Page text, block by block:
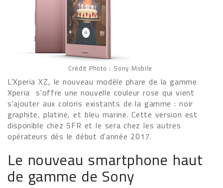
Crédit Photo : Sony Mobile
L'Xperia XZ, le nouveau modèle phare de la gamme
Xperia s'offre une nouvelle couleur rose qui vient
s'ajouter aux coloris existants de la gamme : noir
graphite, platine, et bleu marine. Cette version est
disponible chez SFR et le sera chez les autres
opérateurs dès le début d'année 2017.
Le nouveau smartphone haut
de gamme de Sony